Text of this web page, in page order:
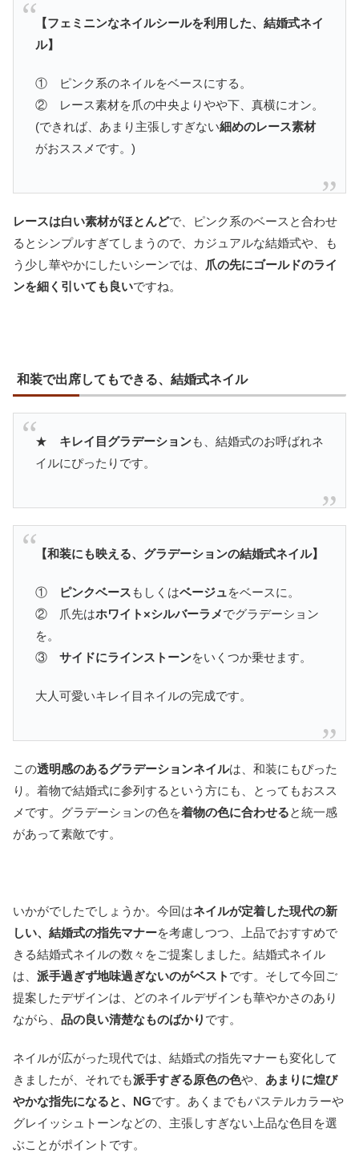
【フェミニンなネイルシールを利用した、結婚式ネイ
ル】
① ピンク系のネイルをベースにする。
② レース素材を爪の中央よりやや下、真横にオン。
(できれば、あまり主張しすぎない細めのレース素材
がおススメです。)
レースは白い素材がほとんどで、ピンク系のベースと合わせ
るとシンプルすぎてしまうので、カジュアルな結婚式や、も
う少し華やかにしたいシーンでは、
爪の先にゴールドのライ
ンを細く引いても良いですね。
和装で出席してもできる、結婚式ネイル
★ キレイ目グラデーションも、結婚式のお呼ばれネ
イルにぴったりです。
【和装にも映える、グラデーションの結婚式ネイル】
① ピンクベース もしくはベージュをベースに。
② 爪先はホワイト×シルバーラメでグラデーション
を。
③ サイドにラインストーンをいくつか乗せます。
大人可愛いキレイ目ネイルの完成です。
この透明感のあるグラデーションネイルは、和装にもぴった
り。着物で結婚式に参列するという方にも、とってもおスス
メです。グラデーションの色を着物の色に合わせると統一感
があって素敵です。
いかがでしたでしょうか。今回はネイルが定着した現代の新
しい、結婚式の指先マナーを考慮しつつ、上品でおすすめで
きる結婚式ネイルの数々をご提案しました。結婚式ネイル
は、 派手過ぎず地味過ぎないのがベスト です。そして今回ご
提案したデザインは、どのネイルデザインも華やかさのあり
ながら、 品の良い清楚なものばかり です。
ネイルが広がった現代では、結婚式の指先マナーも変化して
きましたが、それでも派手すぎる原色の色や、 あまりに煌び
やかな指先になると、NGです。あくまでもパステルカラーや
グレイッシュトーンなどの、主張しすぎない上品な色目を選
ぶことがポイントです。